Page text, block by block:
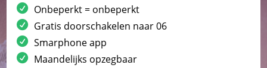
Onbeperkt = onbeperkt
Gratis doorschakelen naar 06
Smarphone app
Maandelijks opzegbaar